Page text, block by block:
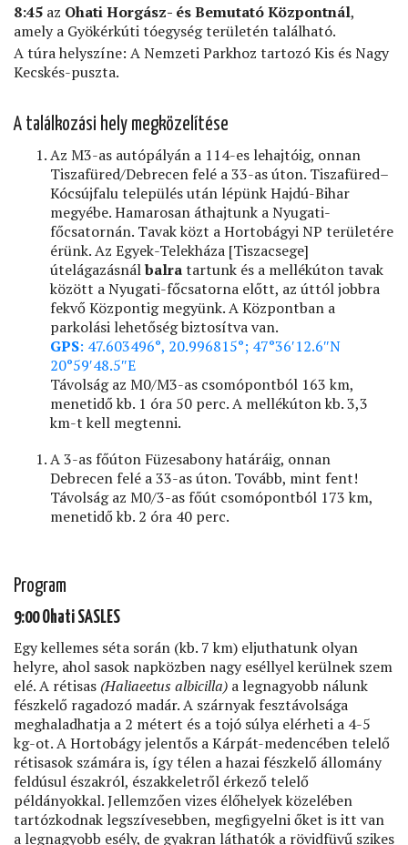
8:45 az Ohati Horgász- és Bemutató Központnál,
amely a Gyökérkúti tóegység területén található.
A túra helyszíne: A Nemzeti Parkhoz tartozó Kis és Nagy
Kecskés-puszta.
A találkozási hely megközelítése
Az M3-as autópályán a 114-es lehajtóig, onnan
Tiszafüred/Debrecen felé a 33-as úton. Tiszafüred–
Kócsújfalu település után lépünk Hajdú-Bihar
megyébe. Hamarosan áthajtunk a Nyugati-
főcsatornán. Tavak közt a Hortobágyi NP területére
érünk. Az Egyek-Telekháza [Tiszacsege]
útelágazásnálbalratartunk és a mellékúton tavak
között a Nyugati-főcsatorna előtt, az úttól jobbra
fekvő Központig megyünk. A Központban a
parkolási lehetőség biztosítva van.
GPS: 47.603496°, 20.996815°; 47°36′12.6″N
20°59′48.5″E
Távolság az M0/M3-as csomópontból 163 km,
menetidő kb. 1 óra 50 perc. A mellékúton kb. 3,3
km-t kell megtenni.
A 3-as főúton Füzesabony határáig, onnan
Debrecen felé a 33-as úton. Tovább, mint fent!
Távolság az M0/3-as főút csomópontból 173 km,
menetidő kb. 2 óra 40 perc.
Program
9:00 Ohati SASLES
Egy kellemes séta során (kb. 7 km) eljuthatunk olyan
helyre, ahol sasok napközben nagy eséllyel kerülnek szem
elé. A rétisas (Haliaeetus albicilla) a legnagyobb nálunk
fészkelő ragadozó madár. A szárnyak fesztávolsága
meghaladhatja a 2 métert és a tojó súlya elérheti a 4-5
kg-ot. A Hortobágy jelentős a Kárpát-medencében telelő
rétisasok számára is, így télen a hazai fészkelő állomány
feldúsul északról, északkeletről érkező telelő
példányokkal. Jellemzően vizes élőhelyek közelében
tartózkodnak legszívesebben, megﬁgyelni őket is itt van
a legnagyobb esély, de gyakran láthatók a rövidfüvű szikes